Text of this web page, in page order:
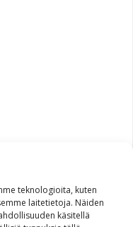
teknologioita, kuten
laitetietoja. Näiden
käsitellä